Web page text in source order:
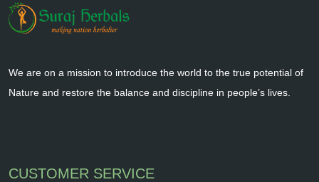
We are on a mission to introduce the world to the true potential of
Nature and restore the balance and discipline in people’s lives.
CUSTOMER SERVICE